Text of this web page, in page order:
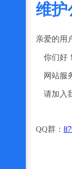
维护
亲爱的用
你们好！
网站服
请加入
QQ群：